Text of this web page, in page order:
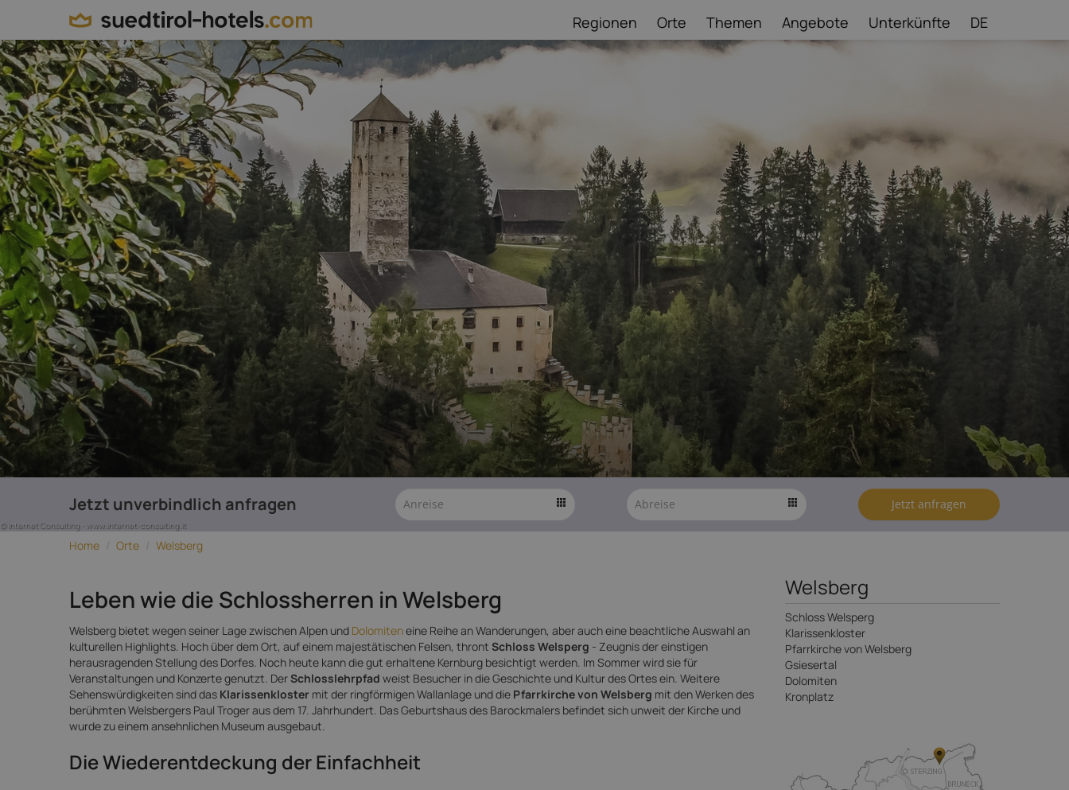
Regionen Orte Themen Angebote Unterkünfte DE
© Internet Consulting - www.internet-consulting.it
Jetzt unverbindlich anfragen Jetzt anfragen
Home / Orte / Welsberg
Leben wie die Schlossherren in Welsberg
Welsberg bietet wegen seiner Lage zwischen Alpen und Dolomiteneine Reihe an Wanderungen, aber auch eine beachtliche Auswahl an
kulturellen Highlights. Hoch über dem Ort, auf einem majestätischen Felsen, thront Schloss Welsperg - Zeugnis der einstigen
herausragenden Stellung des Dorfes. Noch heute kann die gut erhaltene Kernburg besichtigt werden. Im Sommer wird sie für
Veranstaltungen und Konzerte genutzt. DerSchlosslehrpfad weist Besucher in die Geschichte und Kultur des Ortes ein. Weitere
Sehenswürdigkeiten sind das Klarissenkloster mit der ringförmigen Wallanlage und die Pfarrkirche von Welsberg mit den Werken des
berühmten Welsbergers Paul Troger aus dem 17. Jahrhundert. Das Geburtshaus des Barockmalers befindet sich unweit der Kirche und
wurde zu einem ansehnlichen Museum ausgebaut.
Die Wiederentdeckung der Einfachheit
Welsberg
Schloss Welsperg
Klarissenkloster
Pfarrkirche von Welsberg
Gsiesertal
Dolomiten
Kronplatz